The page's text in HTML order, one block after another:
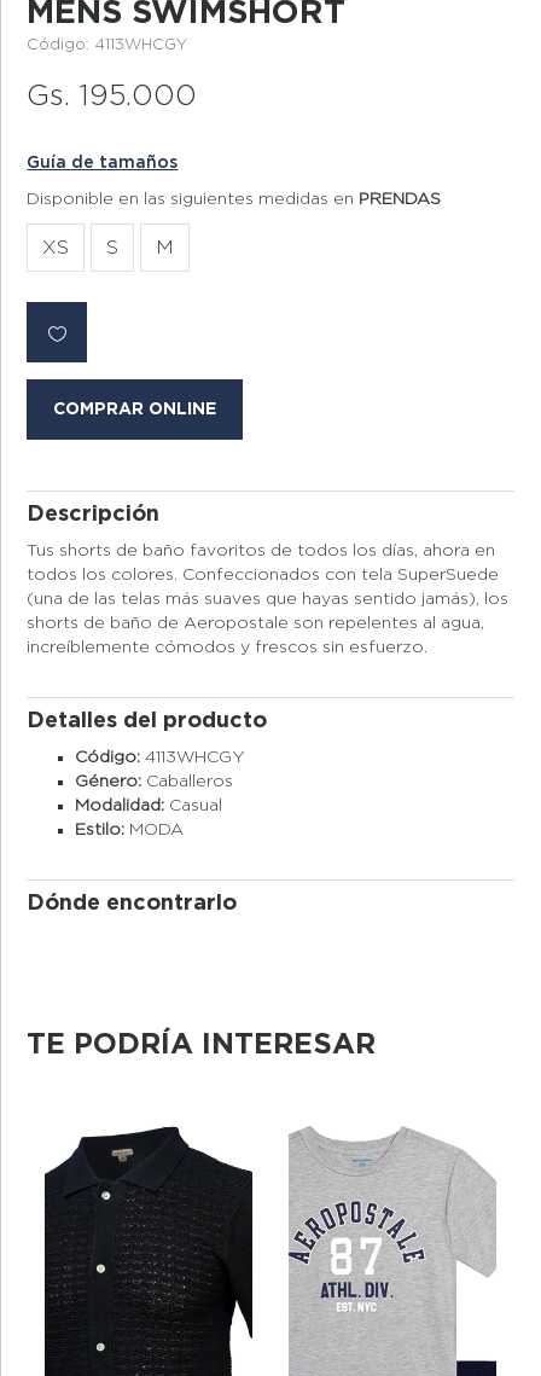
MENS SWIMSHORT
Código: 4113WHCGY
Gs. 195.000
Guía de tamaños
Disponible en las siguientes medidas en PRENDAS
XS S M
COMPRAR ONLINE
Descripción
Tus shorts de baño favoritos de todos los días, ahora en
todos los colores. Confeccionados con tela SuperSuede
(una de las telas más suaves que hayas sentido jamás), los
shorts de baño de Aeropostale son repelentes al agua,
increíblemente cómodos y frescos sin esfuerzo.
Detalles del producto
Código:4113WHCGY
Género: Caballeros
Modalidad: Casual
Estilo: MODA
Dónde encontrarlo
TE PODRÍA INTERESAR